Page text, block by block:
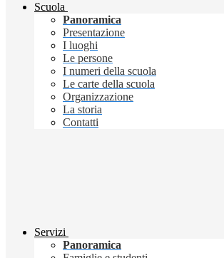
Scuola
Panoramica
Presentazione
I luoghi
Le persone
I numeri della scuola
Le carte della scuola
Organizzazione
La storia
Contatti
Servizi
Panoramica